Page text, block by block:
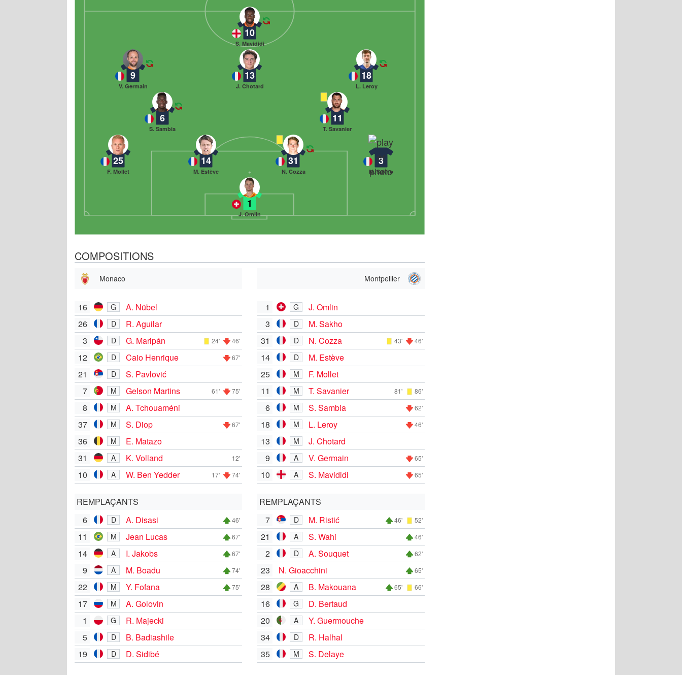
1
J. Omlin
25
F. Mollet
14
M. Estève
31
N. Cozza
3
M. Sakho
6
S. Sambia
11
T. Savanier
9
V. Germain
13
J. Chotard
18
L. Leroy
10
S. Mavididi
COMPOSITIONS
Monaco
16 G
A. Nübel
26
D
R. Aguilar
3
D G. Maripán 24' 46'
12 D Caio Henrique 67'
21 D
S. Pavlović
7
M Gelson Martins 61' 75'
8 M
A. Tchouaméni
37
M S. Diop 67'
36 M
E. Matazo
31
A K. Volland 12'
10 A W. Ben Yedder 17' 74'
REMPLAÇANTS
6
D A. Disasi 46'
11 M Jean Lucas 67'
14 A I. Jakobs 67'
9 A M. Boadu 74'
22 M Y. Fofana 75'
17 M
A. Golovin
1
G
R. Majecki
5
D
B. Badiashile
19
D D. Sidibé
Montpellier
1 G
J. Omlin
3
D
M. Sakho
31
D N. Cozza 43' 46'
14 D
M. Estève
25
M
F. Mollet
11
M T. Savanier 81' 86'
6 M S. Sambia 62'
18 M L. Leroy 46'
13 M
J. Chotard
9
A V. Germain 65'
10 A S. Mavididi 65'
REMPLAÇANTS
7
D M. Ristić 46' 52'
21 A S. Wahi 46'
2 D A. Souquet 62'
23 N. Gioacchini 65'
28 A B. Makouana 65' 66'
16 G
D. Bertaud
20
A
Y. Guermouche
34
D
R. Halhal
35
M S. Delaye